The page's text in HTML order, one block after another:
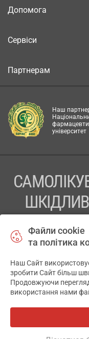
Допомога
Сервіси
Партнерам
Наш
університет
ПЕРЕД
ТОВ «АПТЕКА
© 2014-2026.
Файли cookie
та політика
Наш Сайт
зробити Сайт більш
Продовжуючи
використання нами